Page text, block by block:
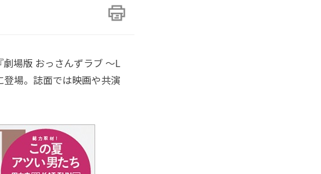
場版 おっさんずラブ ～L
場。誌面では映画や共演